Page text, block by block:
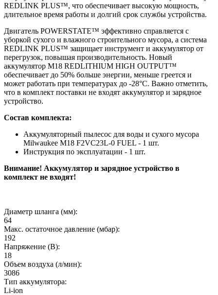
REDLINK PLUS™, что обеспечивает высокую мощность,
длительное время работы и долгий срок службы устройства.
Двигатель POWERSTATE™ эффективно справляется с
уборкой сухого и влажного строительного мусора, а система
REDLINK PLUS™ защищает инструмент и аккумулятор от
перегрузок, повышая производительность. Новый
аккумулятор M18 REDLITHIUM HIGH OUTPUT™
обеспечивает до 50% больше энергии, меньше греется и
может работать при температурах до -28°C. Важно отметить,
что в комплект поставки не входят аккумулятор и зарядное
устройство.
Состав комплекта:
Аккумуляторный пылесос для воды и сухого мусора
Milwaukee M18 F2VC23L-0 FUEL - 1 шт.
Инструкция по эксплуатации - 1 шт.
Внимание! Аккумулятор и зарядное устройство в
комплект не входят!
Диаметр шланга (мм):
64
Макс. остаточное давление (мбар):
192
Напряжение (В):
18
Объем воздуха (л/мин):
3086
Тип аккумулятора:
Li-ion